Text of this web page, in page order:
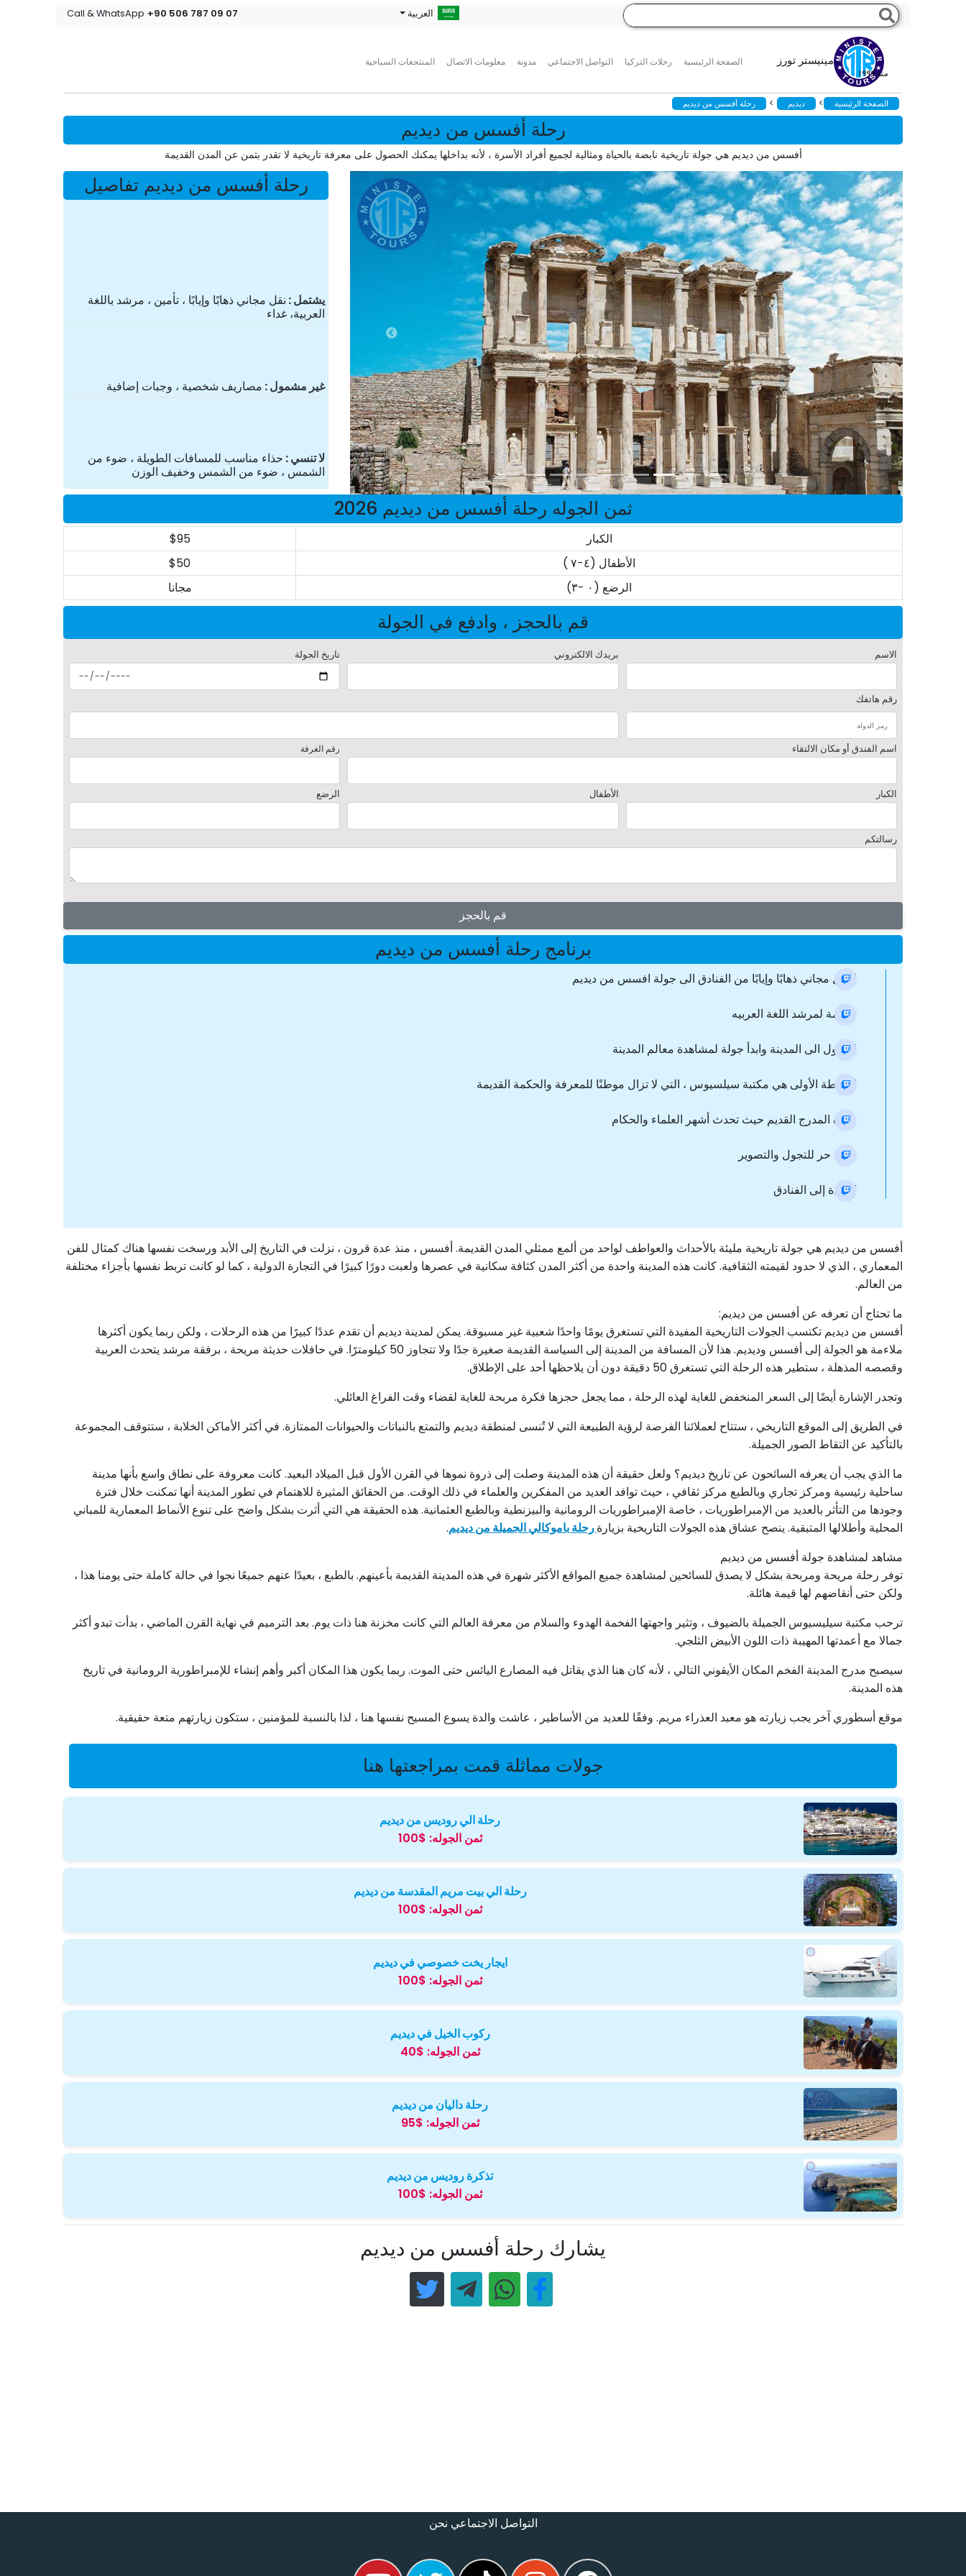
مينيستر تورز
منذ ١٩٩٩
الصفحة الرئيسية رحلات التركيا التواصل الاجتماعي مدونة معلومات الاتصال المنتجعات السياحية
العربية Call & WhatsApp +90 506 787 09 07
الصفحة الرئيسية > ديديم > رحلة أفسس من ديديم
رحلة أفسس من ديديم
أفسس من ديديم هي جولة تاريخية نابضة بالحياة ومثالية لجميع أفراد الأسرة ، لأنه بداخلها يمكنك الحصول على معرفة تاريخية لا تقدر بثمن عن المدن القديمة
رحلة أفسس من ديديم تفاصيل
یشتمل نقل مجاني ذهابًا وإيابًا ، تأمين ، مرشد باللغة
العربية، غداء
غير مشمول مصاريف شخصية ، وجبات إضافية
لا تنسي حذاء مناسب للمسافات الطويلة ، ضوء من
الشمس ، ضوء من الشمس وخفيف الوزن
ثمن الجوله رحلة أفسس من ديديم 2026
الكبار
$95
الأطفال (٤-٧ )
$50
الرضع (٠ -٣)
مجانا
قم بالحجز ، وادفع في الجولة
الاسم بريدك الالكتروني تاريخ الجولة
رقم هاتفك
اسم الفندق أو مكان الالتقاء رقم الغرفة
الكبار الأطفال الرضع
رسالتكم
قم بالحجز
برنامج رحلة أفسس من ديديم
النقل مجاني ذهابًا وإيابًا من الفنادق الى جولة افسس من ديديم
مقدمة لمرشد اللغة العربيه
الدخول الى المدينة وابدأ جولة لمشاهدة معالم المدينة
المحطة الأولى هي مكتبة سيلسيوس ، التي لا تزال موطنًا للمعرفة والحكمة القديمة
زيارة المدرج القديم حيث تحدث أشهر العلماء والحكام
وقت حر للتجول والتصوير
العودة إلى الفنادق
أفسس من ديديم هي جولة تاريخية مليئة بالأحداث والعواطف لواحد من ألمع ممثلي المدن القديمة. أفسس ، منذ عدة قرون ، نزلت في التاريخ إلى الأبد ورسخت نفسها هناك كمثال للفن
المعماري ، الذي لا حدود لقيمته الثقافية. كانت هذه المدينة واحدة من أكثر المدن كثافة سكانية في عصرها ولعبت دورًا كبيرًا في التجارة الدولية ، كما لو كانت تربط نفسها بأجزاء مختلفة
من العالم.
ما تحتاج أن تعرفه عن أفسس من ديديم:
أفسس من ديديم تكتسب الجولات التاريخية المفيدة التي تستغرق يومًا واحدًا شعبية غير مسبوقة. يمكن لمدينة ديديم أن تقدم عددًا كبيرًا من هذه الرحلات ، ولكن ربما يكون أكثرها
ملاءمة هو الجولة إلى أفسس وديديم. هذا لأن المسافة من المدينة إلى السياسة القديمة صغيرة جدًا ولا تتجاوز 50 كيلومترًا. في حافلات حديثة مريحة ، برفقة مرشد يتحدث العربية
وقصصه المذهلة ، ستطير هذه الرحلة التي تستغرق 50 دقيقة دون أن يلاحظها أحد على الإطلاق.
وتجدر الإشارة أيضًا إلى السعر المنخفض للغاية لهذه الرحلة ، مما يجعل حجزها فكرة مربحة للغاية لقضاء وقت الفراغ العائلي.
في الطريق إلى الموقع التاريخي ، ستتاح لعملائنا الفرصة لرؤية الطبيعة التي لا تُنسى لمنطقة ديديم والتمتع بالنباتات والحيوانات الممتازة. في أكثر الأماكن الخلابة ، ستتوقف المجموعة
بالتأكيد عن التقاط الصور الجميلة.
ما الذي يجب أن يعرفه السائحون عن تاريخ ديديم؟ ولعل حقيقة أن هذه المدينة وصلت إلى ذروة نموها في القرن الأول قبل الميلاد البعيد. كانت معروفة على نطاق واسع بأنها مدينة
ساحلية رئيسية ومركز تجاري وبالطبع مركز ثقافي ، حيث توافد العديد من المفكرين والعلماء في ذلك الوقت. من الحقائق المثيرة للاهتمام في تطور المدينة أنها تمكنت خلال فترة
وجودها من التأثر بالعديد من الإمبراطوريات ، خاصة الإمبراطوريات الرومانية والبيزنطية وبالطبع العثمانية. هذه الحقيقة هي التي أثرت بشكل واضح على تنوع الأنماط المعمارية للمباني
المحلية وأطلالها المتبقية. ينصح عشاق هذه الجولات التاريخية بزيارةرحلة باموكالي الجميلة من ديديم.
مشاهد لمشاهدة جولة أفسس من ديديم
توفر رحلة مريحة ومربحة بشكل لا يصدق للسائحين لمشاهدة جميع المواقع الأكثر شهرة في هذه المدينة القديمة بأعينهم. بالطبع ، بعيدًا عنهم جميعًا نجوا في حالة كاملة حتى يومنا هذا ،
ولكن حتى أنقاضهم لها قيمة هائلة.
ترحب مكتبة سيليسيوس الجميلة بالضيوف ، وتثير واجهتها الفخمة الهدوء والسلام من معرفة العالم التي كانت مخزنة هنا ذات يوم. بعد الترميم في نهاية القرن الماضي ، بدأت تبدو أكثر
جمالا مع أعمدتها المهيبة ذات اللون الأبيض الثلجي.
سيصبح مدرج المدينة الفخم المكان الأيقوني التالي ، لأنه كان هنا الذي يقاتل فيه المصارع اليائس حتى الموت. ربما يكون هذا المكان أكبر وأهم إنشاء للإمبراطورية الرومانية في تاريخ
هذه المدينة.
موقع أسطوري آخر يجب زيارته هو معبد العذراء مريم. وفقًا للعديد من الأساطير ، عاشت والدة يسوع المسيح نفسها هنا ، لذا بالنسبة للمؤمنين ، ستكون زيارتهم متعة حقيقية.
جولات مماثلة قمت بمراجعتها هنا
رحلة الي روديس من ديديم
ثمن الجوله: $100
رحلة الي بيت مريم المقدسة من ديديم
ثمن الجوله: $100
ايجار يخت خصوصي في ديديم
ثمن الجوله: $100
ركوب الخيل في ديديم
ثمن الجوله: $40
رحلة داليان من ديديم
ثمن الجوله: $95
تذكرة روديس من ديديم
ثمن الجوله: $100
يشارك رحلة أفسس من ديديم
التواصل الاجتماعي نحن